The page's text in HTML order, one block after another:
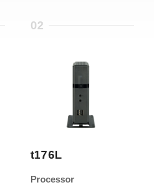
02
t176L
Processor